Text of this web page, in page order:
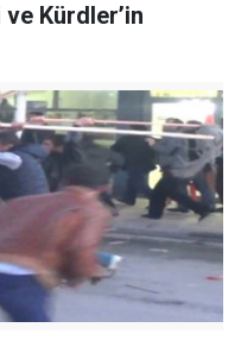
Kürdler’in